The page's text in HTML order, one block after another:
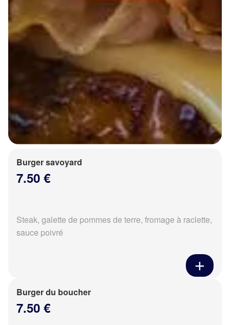
Burger savoyard
7.50 €
Steak, galette de pommes de terre, fromage à raclette,
sauce poivré
Burger du boucher
7.50 €